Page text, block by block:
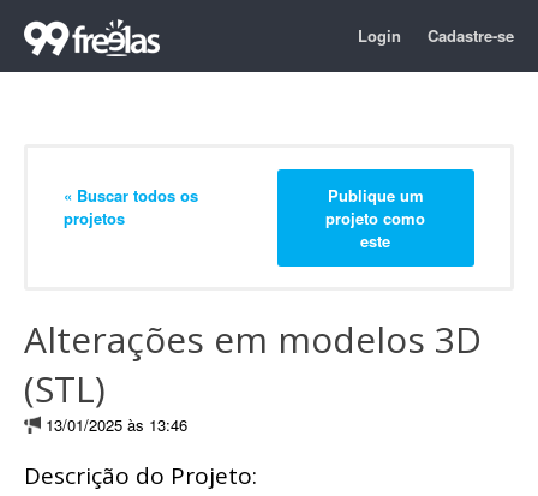
Login Cadastre-se
« Buscar todos os
projetos
Publique um
projeto como
este
Alterações em modelos 3D
(STL)
13/01/2025 às 13:46
Descrição do Projeto: